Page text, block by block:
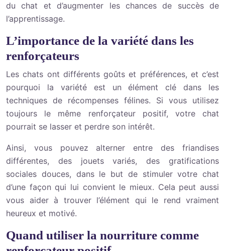
du chat et d’augmenter les chances de succès de
l’apprentissage.
L’importance de la variété dans les
renforçateurs
Les chats ont différents goûts et préférences, et c’est
pourquoi la variété est un élément clé dans les
techniques de récompenses félines. Si vous utilisez
toujours le même renforçateur positif, votre chat
pourrait se lasser et perdre son intérêt.
Ainsi, vous pouvez alterner entre des friandises
différentes, des jouets variés, des gratifications
sociales douces, dans le but de stimuler votre chat
d’une façon qui lui convient le mieux. Cela peut aussi
vous aider à trouver l’élément qui le rend vraiment
heureux et motivé.
Quand utiliser la nourriture comme